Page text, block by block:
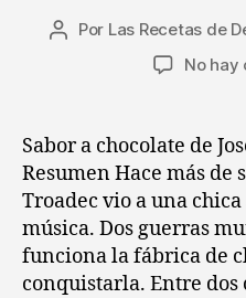
Autor
Por Las Recetas de
No hay
Sabor a chocolate de
Resumen Hace más de
Troadec vio a una
música. Dos guerras
funciona la fábrica de
conquistarla. Entre